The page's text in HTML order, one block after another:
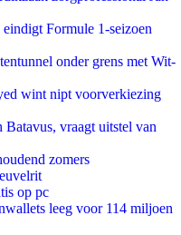
Formule 1-seizoen
onder grens met Wit-
wint nipt voorverkiezing
vraagt uitstel van
zomers
op pc
leeg voor 114 miljoen